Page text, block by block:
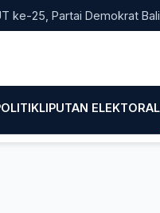
Partai Demokrat Bali
LIPUTAN ELEKTORAL